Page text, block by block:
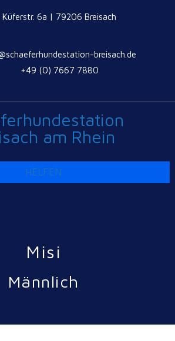
Küferstr. 6a | 79206 Breisach
breisach.de
+49 (0) 7667 7880
am Rhein
HELFEN
Misi
Männlich